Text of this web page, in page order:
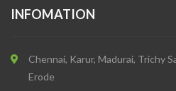
INFOMATION
Chennai, Karur, Madurai, Trichy
Erode